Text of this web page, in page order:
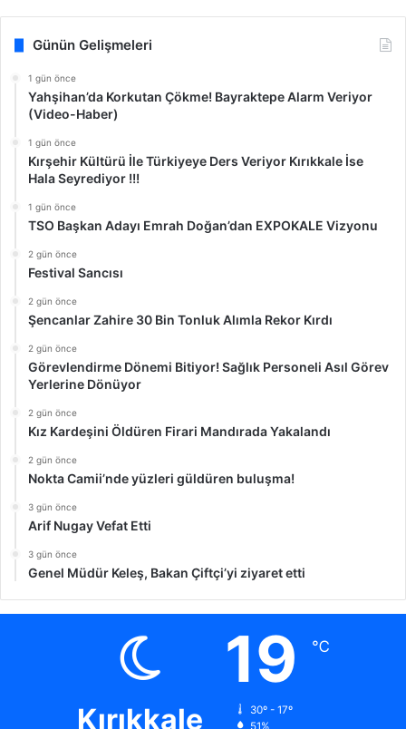
Günün Gelişmeleri
1 gün önce
Yahşihan’da Korkutan Çökme! Bayraktepe Alarm Veriyor
(Video-Haber)
1 gün önce
Kırşehir Kültürü İle Türkiyeye Ders Veriyor Kırıkkale İse
Hala Seyrediyor !!!
1 gün önce
TSO Başkan Adayı Emrah Doğan’dan EXPOKALE Vizyonu
2 gün önce
Festival Sancısı
2 gün önce
Şencanlar Zahire 30 Bin Tonluk Alımla Rekor Kırdı
2 gün önce
Görevlendirme Dönemi Bitiyor! Sağlık Personeli Asıl Görev
Yerlerine Dönüyor
2 gün önce
Kız Kardeşini Öldüren Firari Mandırada Yakalandı
2 gün önce
Nokta Camii’nde yüzleri güldüren buluşma!
3 gün önce
Arif Nugay Vefat Etti
3 gün önce
Genel Müdür Keleş, Bakan Çiftçi’yi ziyaret etti
Kırıkkale
19 ℃
30º - 17º
51%